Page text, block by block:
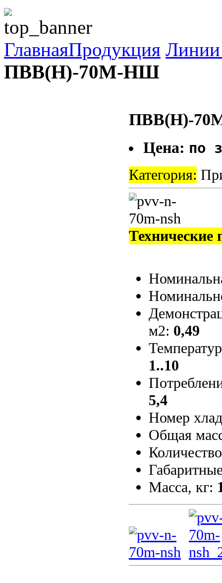
ГлавнаяПродукция Линии
ПВВ(Н)-70М-НШ
ПВВ(Н)-
Цена: по
Категория:
Технические
м2: 0,49
1..10
5,4
Номер
Общая
Масса, кг: